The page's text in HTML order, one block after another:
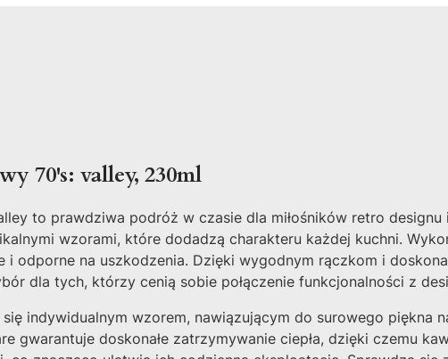
70's: valley, 230ml
to prawdziwa podróż w czasie dla miłośników retro
wzorami, które dodadzą charakteru każdej kuchni.
i odporne na uszkodzenia. Dzięki wygodnym rączkom i
dla tych, którzy cenią sobie połączenie funkcjonalności z
indywidualnym wzorem, nawiązującym do surowego piękna
gwarantuje doskonałe zatrzymywanie ciepła, dzięki czemu